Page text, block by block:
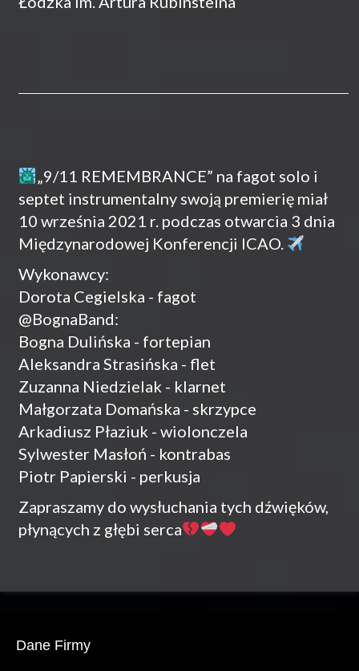
„9/11 REMEMBRANCE” na fagot solo i
septet instrumentalny swoją premierię miał
10 września 2021 r. podczas otwarcia 3 dnia
Międzynarodowej Konferencji ICAO.
Wykonawcy:
Dorota Cegielska - fagot
@BognaBand:
Bogna Dulińska - fortepian
Aleksandra Strasińska - flet
Zuzanna Niedzielak - klarnet
Małgorzata Domańska - skrzypce
Arkadiusz Płaziuk - wiolonczela
Sylwester Masłoń - kontrabas
Piotr Papierski - perkusja
Zapraszamy do wysłuchania tych dźwięków,
płynących z głębi serca
Dane Firmy